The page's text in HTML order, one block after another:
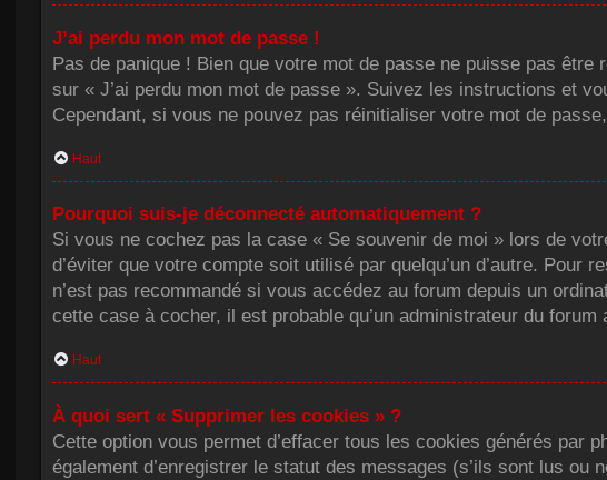
J’ai perdu mon mot de passe !
Pas de panique ! Bien que votre mot de passe ne puisse pas
sur « J’ai perdu mon mot de passe ». Suivez les instructions et
Cependant, si vous ne pouvez pas réinitialiser votre mot de
Haut
Pourquoi suis-je déconnecté automatiquement ?
Si vous ne cochez pas la case « Se souvenir de moi » lors de
d’éviter que votre compte soit utilisé par quelqu’un d’autre.
n’est pas recommandé si vous accédez au forum depuis un
cette case à cocher, il est probable qu’un administrateur du
Haut
À quoi sert « Supprimer les cookies » ?
Cette option vous permet d’effacer tous les cookies générés par
également d’enregistrer le statut des messages (s’ils sont lus